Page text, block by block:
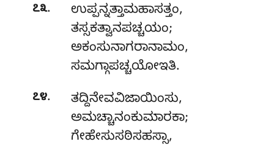
೭೩. ಉಪ್ಪನ್ನತ್ತಾಮಹಾಸತ್ತಂ,
ತಸ್ಸಕತ್ವಾನಪಚ್ಚಯಂ;
ಅಕಂಸುನಾಗರಾನಾಮಂ,
ಸಮಗ್ಗಾಪಚ್ಚಯೋಇತಿ.
೭೪.
ತದ್ದಿನೇವವಿಜಾಯಿಂಸು,
ಅಮಚ್ಚಾನಂಕುಮಾರಕಾ;
ಗೇಹೇಸುಸಠಿಸಹಸ್ಸಾ,